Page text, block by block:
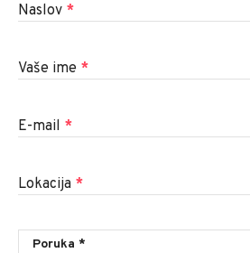
Naslov *
Vaše ime *
E-mail *
Lokacija *